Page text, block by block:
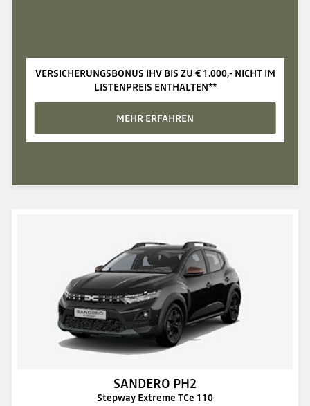
VERSICHERUNGSBONUS IHV BIS ZU €‎ 1.000,- NICHT IM
LISTENPREIS ENTHALTEN**
MEHR ERFAHREN
SANDERO PH2
Stepway Extreme TCe 110